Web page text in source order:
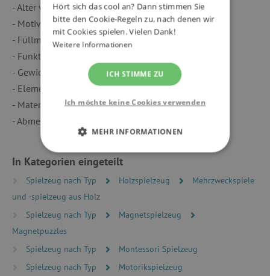
- Alter von: 2 Jahre
- Motiv: Wiese
- Füllmaterial: ohne
- Funktion: mit Magnetelement
- Gewicht Produkt: 440 g
- Elemente abnehmbar: Nein
- Material: Kunststoff, Holz, Metall
- Abmessungen: 1,2 cm (H), 21,5 cm (B, L)
In Kategorien eingeteilt
Spielzeug nach Typ Holzspielzeug
Mehrzweckspiele
und -spielzeug aus Holz
Spielzeug nach Typ
Magnetspielzeug
Magnetpuzzles
Spielzeug nach Typ
Montessori Spielzeug
Spielzeug nach Typ
Motorikspielzeug
Hört sich das cool an? Dann stimmen Sie
bitte den Cookie-Regeln zu, nach denen wir
mit Cookies spielen. Vielen Dank!
Weitere Informationen
ICH STIMME ZU
Ich möchte keine Cookies verwenden
MEHR INFORMATIONEN
UNBEDINGT ERFORDERLICH
PERFORMANCE
TARGETING